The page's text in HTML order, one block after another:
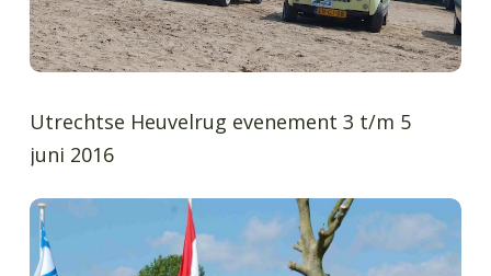
Utrechtse Heuvelrug evenement 3 t/m 5
juni 2016